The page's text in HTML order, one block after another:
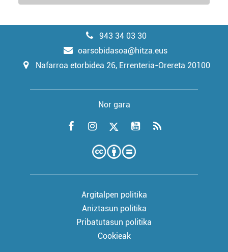
943 34 03 30
oarsobidasoa@hitza.eus
Nafarroa etorbidea 26, Errenteria-Orereta 20100
Nor gara
Argitalpen politika
Aniztasun politika
Pribatutasun politika
Cookieak